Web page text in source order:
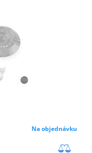
Na objednávku